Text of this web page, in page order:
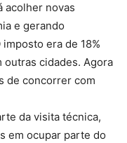
acolher novas
e gerando
era de 18%
outras cidades. Agora
de concorrer com
da visita técnica,
em ocupar parte do